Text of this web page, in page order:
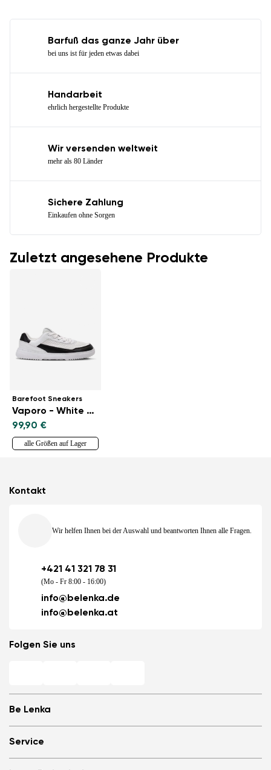
Barfuß das ganze Jahr über
bei uns ist für jeden etwas dabei
Handarbeit
ehrlich hergestellte Produkte
Wir versenden weltweit
mehr als 80 Länder
Sichere Zahlung
Einkaufen ohne Sorgen
Zuletzt angesehene Produkte
Barefoot Sneakers
Vaporo - White & Black
99,90 €
alle Größen auf Lager
Be Lenka
Store Locator
Über uns
Service
Kontakt
Wir helfen Ihnen bei der Auswahl und beantworten Ihnen alle Fragen.
+421 41 321 78 31
(Mo - Fr 8:00 - 16:00)
info@belenka.de
info@belenka.at
Folgen Sie uns